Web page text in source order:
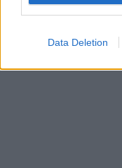
Data Deletion